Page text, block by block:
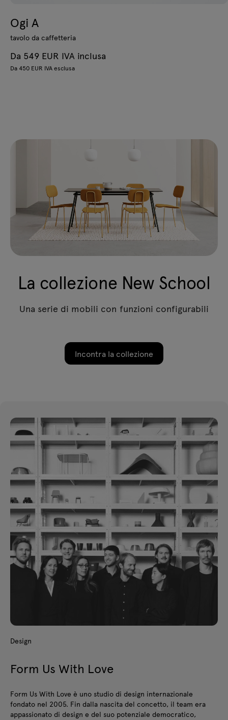
Ogi A
tavolo da caffetteria
Da 549 EUR IVA inclusa
Da 450 EUR IVA esclusa
La collezione New School
Una serie di mobili con funzioni configurabili
Incontra la collezione
Design
Form Us With Love
Form Us With Love è uno studio di design internazionale
fondato nel 2005. Fin dalla nascita del concetto, il team era
appassionato di design e del suo potenziale democratico,